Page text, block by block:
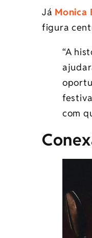
Já Monica
figura
“A
com